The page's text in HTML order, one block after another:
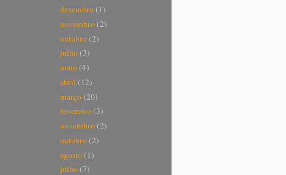
dezembro(1)
novembro(2)
outubro(2)
julho(3)
maio(4)
abril (12)
março(20)
fevereiro(3)
novembro(2)
outubro(2)
agosto(1)
julho(7)